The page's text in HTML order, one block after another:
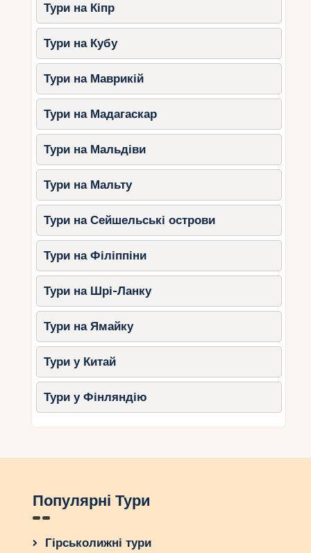
Тури на Кіпр
Тури на Кубу
Тури на Маврикій
Тури на Мадагаскар
Тури на Мальдіви
Тури на Мальту
Тури на Сейшельські острови
Тури на Філіппіни
Тури на Шрі-Ланку
Тури на Ямайку
Тури у Китай
Тури у Фінляндію
Популярні Тури
Гірськолижні тури